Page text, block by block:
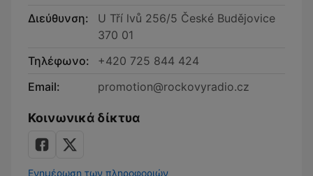
Διεύθυνση:
U Tří lvů 256/5 České Budějovice
370 01
Τηλέφωνο:
+420 725 844 424
Email:
promotion@rockovyradio.cz
Κοινωνικά δίκτυα
Ενημέρωση των πληροφοριών